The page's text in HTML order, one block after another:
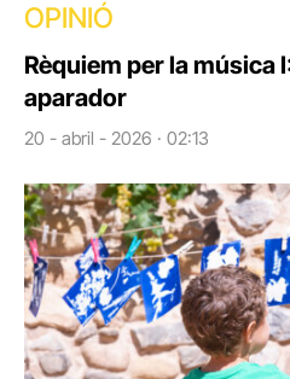
OPINIÓ
Rèquiem per la música
aparador
20 - abril - 2026 · 02:13